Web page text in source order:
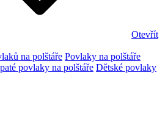
Otevřít
na polštáře Povlaky na polštáře
povlaky na polštáře Dětské povlaky